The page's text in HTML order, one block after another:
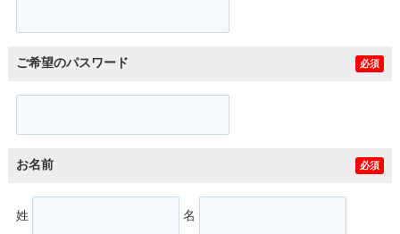
ご希望のパスワード 必須
お名前 必須
姓 名